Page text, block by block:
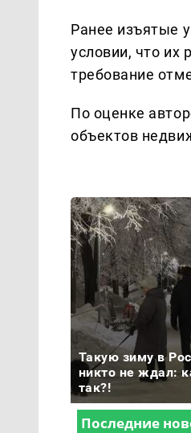
Ранее изъятые
условии, что
требование
По оценке
объектов
Такую зиму в
никто не ждал:
так?!